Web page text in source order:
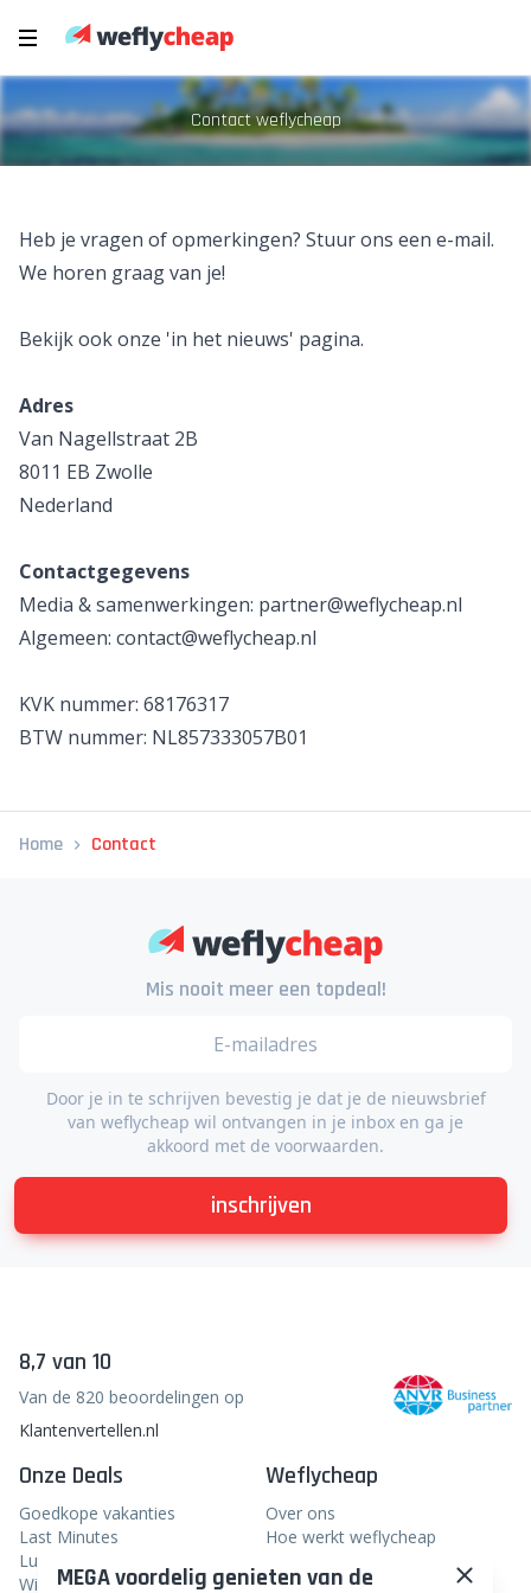
Contact weflycheap
Heb je vragen of opmerkingen? Stuur ons een e-mail.
We horen graag van je!
Bekijk ook onze 'in het nieuws' pagina.
Adres
Van Nagellstraat 2B
8011 EB Zwolle
Nederland
Contactgegevens
Media & samenwerkingen: partner@weflycheap.nl
Algemeen: contact@weflycheap.nl
KVK nummer: 68176317
BTW nummer: NL857333057B01
Home Contact
Mis nooit meer een topdeal!
Door je in te schrijven bevestig je dat je de nieuwsbrief
van weflycheap wil ontvangen in je inbox en ga je
akkoord met de voorwaarden.
inschrijven
8,7 van 10
Van de 820 beoordelingen op
Klantenvertellen.nl
Onze Deals
Goedkope vakanties
Last Minutes
Luxe Reizen
Wintersport
Weflycheap
Over ons
Hoe werkt weflycheap
In het nieuws
MEGA voordelig genieten van de